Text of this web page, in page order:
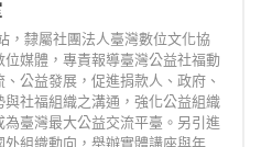
，隸屬社團法人臺灣數位文化協
位媒體，專責報導臺灣公益社福動
公益發展，促進捐款人、政府、
與社福組織之溝通，強化公益組織
為臺灣最大公益交流平臺。另引進
外組織動向，舉辦實體講座與年